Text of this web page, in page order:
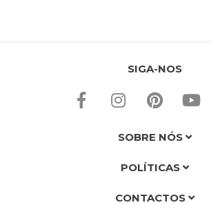
SIGA-NOS
SOBRE NÓS
POLÍTICAS
CONTACTOS